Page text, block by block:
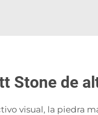
Stone de
visual, la piedra